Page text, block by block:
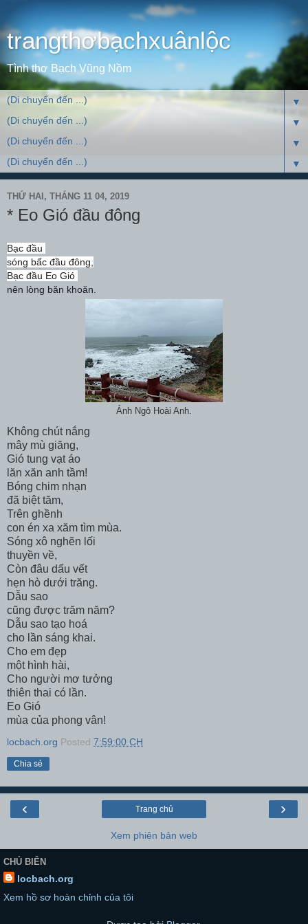
trangthơbạchxuânlộc
Tình thơ Bạch Vũng Nồm
▼
▼
▼
▼
THỨ HAI, THÁNG 11 04, 2019
* Eo Gió đầu đông
Bạc đầu
sóng bấc đầu đông,
Bạc đầu Eo Gió
nên lòng băn khoăn.
Ảnh Ngô Hoài Anh.
Không chút nắng
mây mù giăng,
Gió tung vạt áo
lăn xăn anh tầm!
Bóng chim nhạn
đã biệt tăm,
Trên ghềnh
con én xa xăm tìm mùa.
Sóng xô nghẽn lối
thuyền về,
Còn đâu dấu vết
hẹn hò dưới trăng.
Dẫu sao
cũng được trăm năm?
Dẫu sao tạo hoá
cho lần sáng khai.
Cho em đẹp
một hình hài,
Cho người mơ tưởng
thiên thai có lần.
Eo Gió
mùa của phong vân!
locbach.org Posted 7:59:00 CH
Chia sẻ
‹ ›
Trang chủ
Xem phiên bản web
CHỦ BIÊN
locbach.org
Xem hồ sơ hoàn chỉnh của tôi